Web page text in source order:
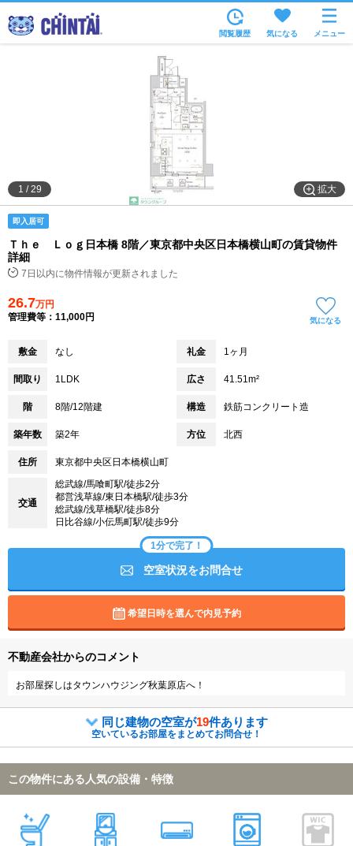
住所から
家賃相場から
通勤通学時間から
物件特集から
不動産会社から
閲覧履歴 気になる メニュー
拡大
1 /29
即入居可
Ｔｈｅ Ｌｏｇ日本橋 8階／東京都中央区日本橋横山町の賃貸物件
詳細
7日以内に物件情報が更新されました
26.7万円
管理費等：11,000円
気になる
敷金 なし 礼金 1ヶ月
間取り 1LDK 広さ 41.51m²
階 8階/12階建 構造 鉄筋コンクリート造
築年数 築2年 方位 北西
住所 東京都中央区日本橋横山町
交通
総武線/馬喰町駅/徒歩2分
都営浅草線/東日本橋駅/徒歩3分
総武線/浅草橋駅/徒歩8分
日比谷線/小伝馬町駅/徒歩9分
1分で完了！
空室状況をお問合せ
希望日時を選んで内見予約
不動産会社からのコメント
お部屋探しはタウンハウジング秋葉原店へ！
同じ建物の空室が19件あります
空いているお部屋をまとめてお問合せ！
この物件にある人気の設備・特徴